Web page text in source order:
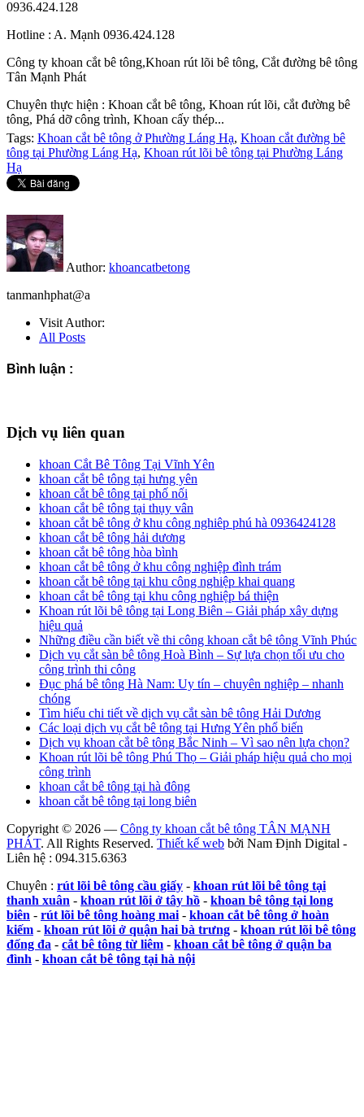
0936.424.128
Hotline : A. Mạnh 0936.424.128
Công ty khoan cắt bê tông,Khoan rút lõi bê tông, Cắt đường bê tông
Tân Mạnh Phát
Chuyên thực hiện : Khoan cắt bê tông, Khoan rút lõi, cắt đường bê
tông, Phá dỡ công trình, Khoan cấy thép...
Tags: Khoan cắt bê tông ở Phường Láng Hạ, Khoan cắt đường bê
tông tại Phường Láng Hạ, Khoan rút lõi bê tông tại Phường Láng
Hạ
Author: khoancatbetong
tanmanhphat@a
Visit Author:
All Posts
Bình luận :
Dịch vụ liên quan
khoan Cắt Bê Tông Tại Vĩnh Yên
khoan cắt bê tông tại hưng yên
khoan cắt bê tông tại phố nối
khoan cắt bê tông tại thụy vân
khoan cắt bê tông ở khu công nghiêp phú hà 0936424128
khoan cắt bê tông hải dương
khoan cắt bê tông hòa bình
khoan cắt bê tông ở khu công nghiệp đình trám
khoan cắt bê tông tại khu công nghiệp khai quang
khoan cắt bê tông tại khu công nghiệp bá thiện
Khoan rút lõi bê tông tại Long Biên – Giải pháp xây dựng
hiệu quả
Những điều cần biết về thi công khoan cắt bê tông Vĩnh Phúc
Dịch vụ cắt sàn bê tông Hoà Bình – Sự lựa chọn tối ưu cho
công trình thi công
Đục phá bê tông Hà Nam: Uy tín – chuyên nghiệp – nhanh
chóng
Tìm hiểu chi tiết về dịch vụ cắt sàn bê tông Hải Dương
Các loại dịch vụ cắt bê tông tại Hưng Yên phổ biến
Dịch vụ khoan cắt bê tông Bắc Ninh – Vì sao nên lựa chọn?
Khoan rút lõi bê tông Phú Thọ – Giải pháp hiệu quả cho mọi
công trình
khoan cắt bê tông tại hà đông
khoan cắt bê tông tại long biên
Copyright © 2026 — Công ty khoan cắt bê tông TÂN MẠNH
PHÁT. All Rights Reserved. Thiết kế web bởi Nam Định Digital -
Liên hệ : 094.315.6363
Chuyên : rút lõi bê tông cầu giấy - khoan rút lõi bê tông tại
thanh xuân - khoan rút lõi ở tây hồ - khoan bê tông tại long
biên - rút lõi bê tông hoàng mai - khoan cắt bê tông ở hoàn
kiếm - khoan rút lõi ở quận hai bà trưng - khoan rút lõi bê tông
đống đa - cắt bê tông từ liêm - khoan cắt bê tông ở quận ba
đình - khoan cắt bê tông tại hà nội